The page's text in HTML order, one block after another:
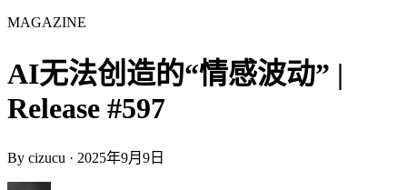
MAGAZINE
AI无法创造的“情感波动” |
Release #597
By cizucu · 2025年9月9日